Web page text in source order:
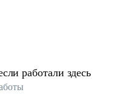
работали здесь